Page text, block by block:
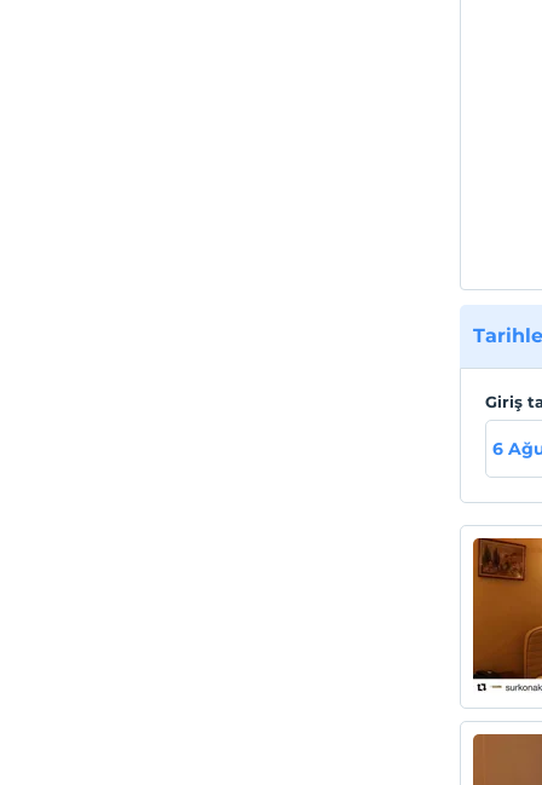
Giriş
6